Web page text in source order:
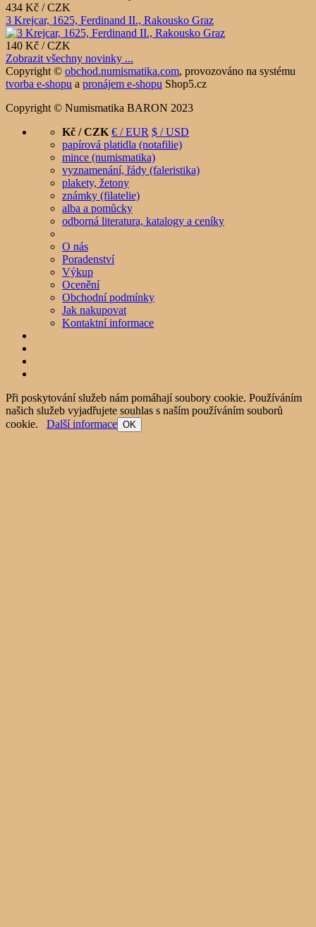
434 Kč / CZK
3 Krejcar, 1625, Ferdinand II., Rakousko Graz
140 Kč / CZK
Zobrazit všechny novinky ...
Copyright © obchod.numismatika.com, provozováno na systému
tvorba e-shopu a pronájem e-shopu Shop5.cz
Copyright © Numismatika BARON 2023
Kč / CZK € / EUR $ / USD
papírová platidla (notafilie)
mince (numismatika)
vyznamenání, řády (faleristika)
plakety, žetony
známky (filatelie)
alba a pomůcky
odborná literatura, katalogy a ceníky
O nás
Poradenství
Výkup
Ocenění
Obchodní podmínky
Jak nakupovat
Kontaktní informace
Při poskytování služeb nám pomáhají soubory cookie. Používáním
našich služeb vyjadřujete souhlas s naším používáním souborů
cookie. Další informace